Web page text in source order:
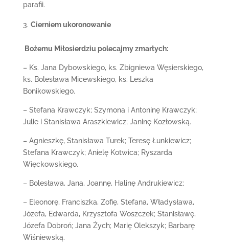
parafii.
Cierniem ukoronowanie
Bożemu Miłosierdziu polecajmy zmarłych:
– Ks. Jana Dybowskiego, ks. Zbigniewa Węsierskiego,
ks. Bolesława Micewskiego, ks. Leszka
Bonikowskiego.
– Stefana Krawczyk; Szymona i Antoninę Krawczyk;
Julie i Stanisława Araszkiewicz; Janinę Kozłowską.
– Agnieszkę, Stanisława Turek; Teresę Łunkiewicz;
Stefana Krawczyk; Anielę Kotwica; Ryszarda
Więckowskiego.
– Bolesława, Jana, Joannę, Halinę Andrukiewicz;
– Eleonorę, Franciszka, Zofię, Stefana, Władysława,
Józefa, Edwarda, Krzysztofa Woszczek; Stanisławę,
Józefa Dobroń; Jana Żych; Marię Olekszyk; Barbarę
Wiśniewską.